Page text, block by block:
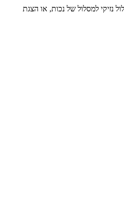
נזיקי למסלול של נכות, או הצגת